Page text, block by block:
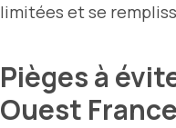
limitées et se
Pièges à
Ouest France